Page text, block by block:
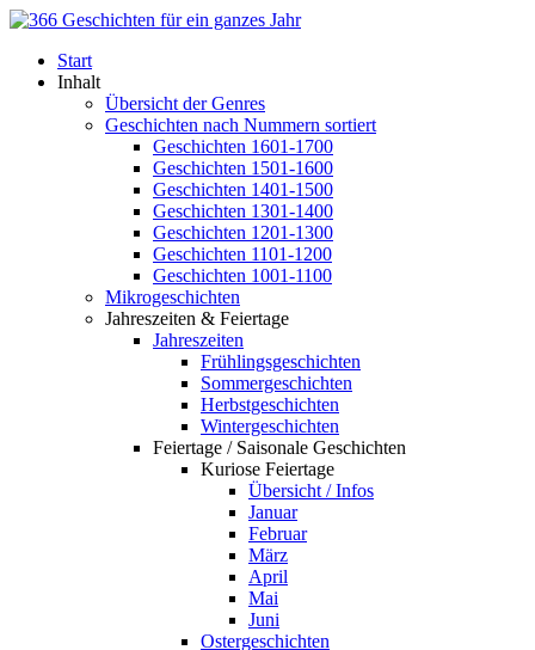
Start
Inhalt
Übersicht der Genres
Geschichten nach Nummern sortiert
Geschichten 1601-1700
Geschichten 1501-1600
Geschichten 1401-1500
Geschichten 1301-1400
Geschichten 1201-1300
Geschichten 1101-1200
Geschichten 1001-1100
Mikrogeschichten
Jahreszeiten & Feiertage
Jahreszeiten
Frühlingsgeschichten
Sommergeschichten
Herbstgeschichten
Wintergeschichten
Feiertage / Saisonale Geschichten
Kuriose Feiertage
Übersicht / Infos
Januar
Februar
März
April
Mai
Juni
Ostergeschichten